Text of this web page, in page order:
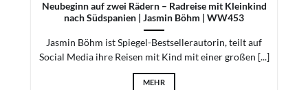
Neubeginn auf zwei Rädern – Radreise mit Kleinkind
nach Südspanien | Jasmin Böhm | WW453
Jasmin Böhm ist Spiegel-Bestsellerautorin, teilt auf
Social Media ihre Reisen mit Kind mit einer großen [...]
MEHR